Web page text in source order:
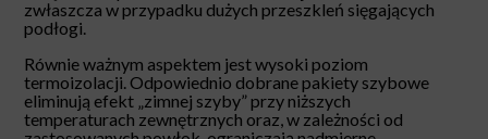
zwłaszcza w przypadku dużych przeszkleń sięgających
podłogi.
Równie ważnym aspektem jest wysoki poziom
termoizolacji. Odpowiednio dobrane pakiety szybowe
eliminują efekt „zimnej szyby” przy niższych
temperaturach zewnętrznych oraz, w zależności od